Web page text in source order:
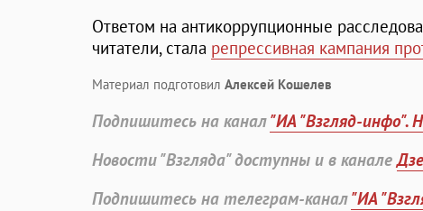
Ответом на антикоррупционные
читатели, стала репрессивная кампания
Материал подготовил Алексей Кошелев
Подпишитесь на канал"ИА "Взгляд-инфо".
Новости "Взгляда" доступны и в канале
Подпишитесь на телеграм-канал"ИА